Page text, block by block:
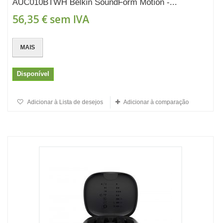
AUC010BTWH Belkin SoundForm Motion -...
56,35 € sem IVA
MAIS
Disponível
Adicionar à Lista de desejos Adicionar à comparação